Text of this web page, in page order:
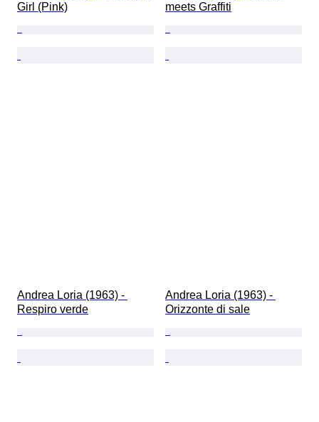
Girl (Pink)
meets Graffiti
Andrea Loria (1963) -
Respiro verde
Andrea Loria (1963) -
Orizzonte di sale